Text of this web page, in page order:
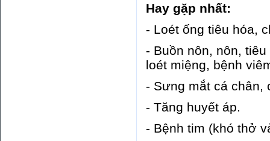
Hay gặp nhất:
- Loét ống tiêu hóa,
- Buồn nôn, nôn,
loét miệng, bệnh
- Sưng mắt cá chân,
- Tăng huyết áp.
- Bệnh tim (khó thở